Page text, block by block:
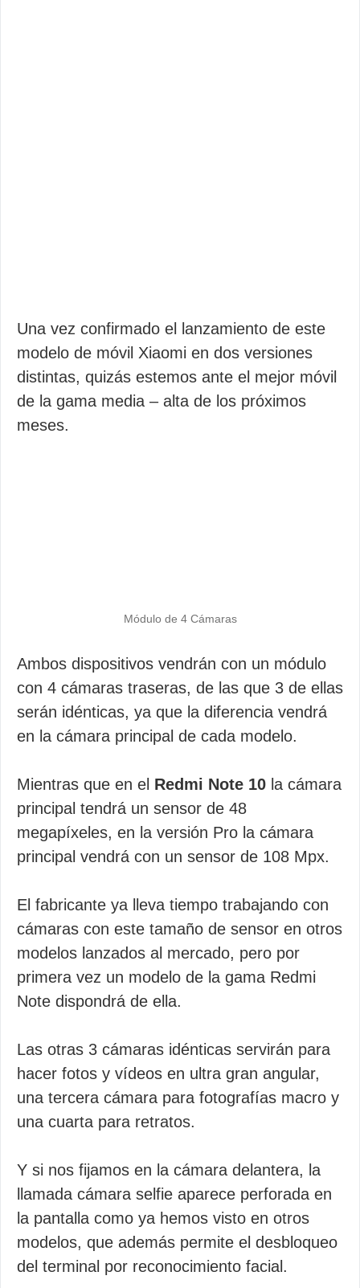
Una vez confirmado el lanzamiento de este
modelo de móvil Xiaomi en dos versiones
distintas, quizás estemos ante el mejor móvil
de la gama media – alta de los próximos
meses.
Módulo de 4 Cámaras
Ambos dispositivos vendrán con un módulo
con 4 cámaras traseras, de las que 3 de ellas
serán idénticas, ya que la diferencia vendrá
en la cámara principal de cada modelo.
Mientras que en el Redmi Note 10 la cámara
principal tendrá un sensor de 48
megapíxeles, en la versión Pro la cámara
principal vendrá con un sensor de 108 Mpx.
El fabricante ya lleva tiempo trabajando con
cámaras con este tamaño de sensor en otros
modelos lanzados al mercado, pero por
primera vez un modelo de la gama Redmi
Note dispondrá de ella.
Las otras 3 cámaras idénticas servirán para
hacer fotos y vídeos en ultra gran angular,
una tercera cámara para fotografías macro y
una cuarta para retratos.
Y si nos fijamos en la cámara delantera, la
llamada cámara selfie aparece perforada en
la pantalla como ya hemos visto en otros
modelos, que además permite el desbloqueo
del terminal por reconocimiento facial.